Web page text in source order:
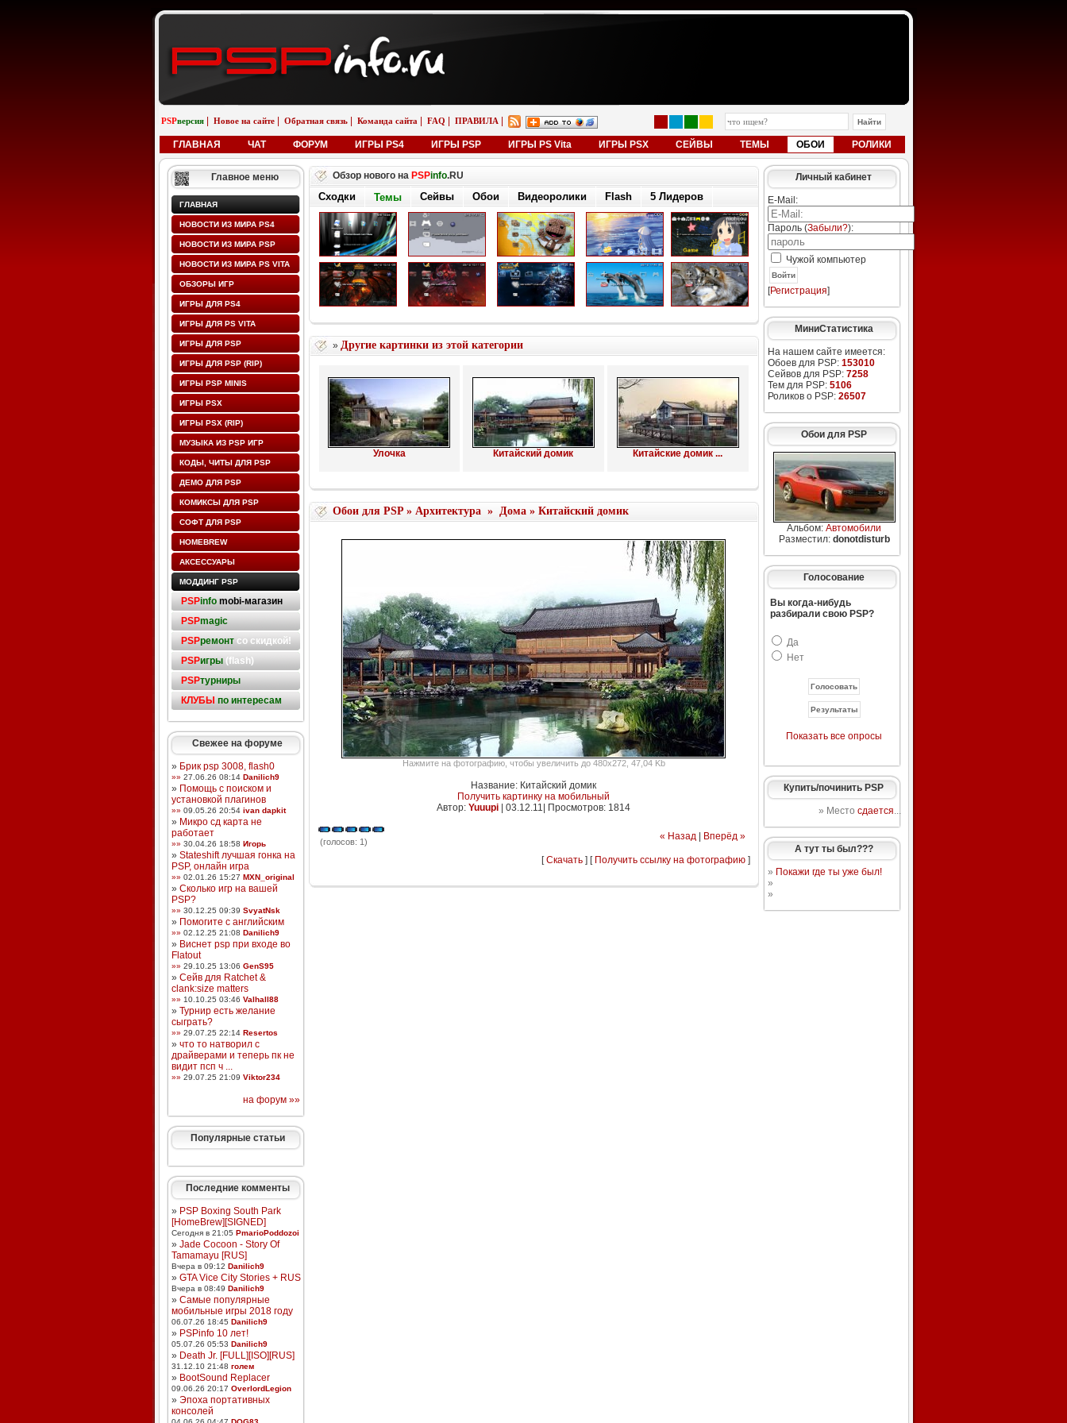
PSPверсия Новое на сайте Обратная связь Команда сайта FAQ ПРАВИЛА
ГЛАВНАЯ ЧАТ ФОРУМ ИГРЫ PS4 ИГРЫ PSP ИГРЫ PS Vita ИГРЫ PSX СЕЙВЫ ТЕМЫ ОБОИ РОЛИКИ
Главное меню
ГЛАВНАЯ
НОВОСТИ ИЗ МИРА PS4
НОВОСТИ ИЗ МИРА PSP
НОВОСТИ ИЗ МИРА PS VITA
ОБЗОРЫ ИГР
ИГРЫ ДЛЯ PS4
ИГРЫ ДЛЯ PS VITA
ИГРЫ ДЛЯ PSP
ИГРЫ ДЛЯ PSP (RIP)
ИГРЫ PSP MINIS
ИГРЫ PSX
ИГРЫ PSX (RIP)
МУЗЫКА ИЗ PSP ИГР
КОДЫ, ЧИТЫ ДЛЯ PSP
ДЕМО ДЛЯ PSP
КОМИКСЫ ДЛЯ PSP
СОФТ ДЛЯ PSP
HOMEBREW
АКСЕССУАРЫ
МОДДИНГ PSP
PSPinfo mobi-магазин
PSPmagic
PSPремонтсо скидкой!
PSPигры(flash)
PSPтурниры
КЛУБЫ по интересам
Свежее на форуме
» Брик psp 3008, flash0
»» 27.06.26 08:14 Danilich9
» Помощь с поиском и
установкой плагинов
»» 09.05.26 20:54 ivan dapkit
» Микро сд карта не
работает
»» 30.04.26 18:58 Игорь
» Stateshift лучшая гонка на
PSP, онлайн игра
»» 02.01.26 15:27 MXN_original
» Сколько игр на вашей
PSP?
»» 30.12.25 09:39 SvyatNsk
» Помогите с английским
»» 02.12.25 21:08 Danilich9
» Виснет psp при входе во
Flatout
»» 29.10.25 13:06 GenS95
» Сейв для Ratchet &
clank:size matters
»» 10.10.25 03:46 Valhall88
» Турнир есть желание
сыграть?
»» 29.07.25 22:14 Resertos
» что то натворил с
драйверами и теперь пк не
видит псп ч ...
»» 29.07.25 21:09 Viktor234
на форум »»
Популярные статьи
Последние комменты
» PSP Boxing South Park
[HomeBrew][SIGNED]
Сегодня в 21:05 PmarioPoddozoi
» Jade Cocoon - Story Of
Tamamayu [RUS]
Вчера в 09:12 Danilich9
» GTA Vice City Stories + RUS
Вчера в 08:49 Danilich9
» Самые популярные
мобильные игры 2018 году
06.07.26 18:45 Danilich9
» PSPinfo 10 лет!
05.07.26 05:53 Danilich9
» Death Jr. [FULL][ISO][RUS]
31.12.10 21:48 голем
» BootSound Replacer
09.06.26 20:17 OverlordLegion
» Эпоха портативных
консолей
Обзор нового на PSPinfo.RU
Сходки Темы Сейвы Обои Видеоролики Flash 5 Лидеров
» Другие картинки из этой категории
Улочка Китайский домик Китайские домик ...
Обои для PSP» Архитектура» Дома» Китайский домик
Нажмите на фотографию, чтобы увеличить до 480x272, 47,04 Kb
Название: Китайский домик
Получить картинку на мобильный
Автор: Yuuupi 03.12.11| Просмотров: 1814
(голосов: 1) « Назад| Вперёд »
[Скачать] [ Получить ссылку на фотографию]
Личный кабинет
E-Mail:
Пароль (Забыли?):
Чужой компьютер
Войти
[Регистрация]
МиниСтатистика
На нашем сайте имеется:
Обоев для PSP: 153010
Сейвов для PSP: 7258
Тем для PSP: 5106
Роликов о PSP: 26507
Обои для PSP
Альбом: Автомобили
Разместил: donotdisturb
Голосование
Вы когда-нибудь
разбирали свою PSP?
Да
Нет
Показать все опросы
Купить/починить PSP
» Место сдается...
А тут ты был???
» Покажи где ты уже был!
»
»